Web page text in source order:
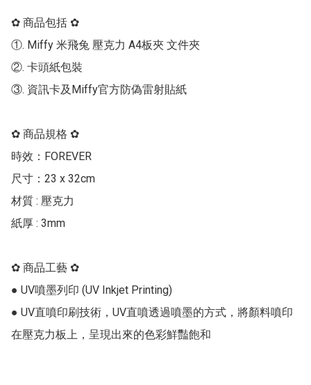
✿ 商品包括 ✿
①. Miffy 米飛兔 壓克力 A4板夾 文件夾
②. 卡頭紙包裝
③. 資訊卡及Miffy官方防偽雷射貼紙
✿ 商品規格 ✿
時效：FOREVER
尺寸：23 x 32cm
材質 : 壓克力
紙厚 : 3mm
✿ 商品工藝 ✿
● UV噴墨列印 (UV Inkjet Printing)
● UV直噴印刷技術，UV直噴透過噴墨的方式，將顏料噴印